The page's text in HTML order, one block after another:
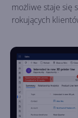
możliwe staje się
rokujących